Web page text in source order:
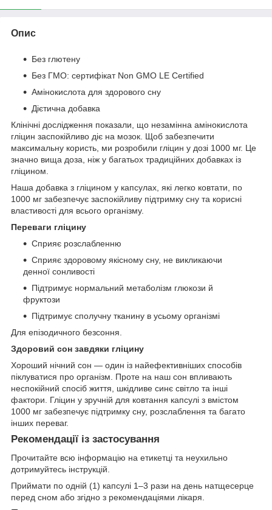
Опис
Без глютену
Без ГМО: сертифікат Non GMO LE Certified
Амінокислота для здорового сну
Дієтична добавка
Клінічні дослідження показали, що незамінна амінокислота
гліцин заспокійливо діє на мозок. Щоб забезпечити
максимальну користь, ми розробили гліцин у дозі 1000 мг. Це
значно вища доза, ніж у багатьох традиційних добавках із
гліцином.
Наша добавка з гліцином у капсулах, які легко ковтати, по
1000 мг забезпечує заспокійливу підтримку сну та корисні
властивості для всього організму.
Переваги гліцину
Сприяє розслабленню
Сприяє здоровому якісному сну, не викликаючи
денної сонливості
Підтримує нормальний метаболізм глюкози й
фруктози
Підтримує сполучну тканину в усьому організмі
Для епізодичного безсоння.
Здоровий сон завдяки гліцину
Хороший нічний сон — один із найефективніших способів
піклуватися про організм. Проте на наш сон впливають
неспокійний спосіб життя, шкідливе синє світло та інші
фактори. Гліцин у зручній для ковтання капсулі з вмістом
1000 мг забезпечує підтримку сну, розслаблення та багато
інших переваг.
Рекомендації із застосування
Прочитайте всю інформацію на етикетці та неухильно
дотримуйтесь інструкцій.
Приймати по одній (1) капсулі 1–3 рази на день натщесерце
перед сном або згідно з рекомендаціями лікаря.